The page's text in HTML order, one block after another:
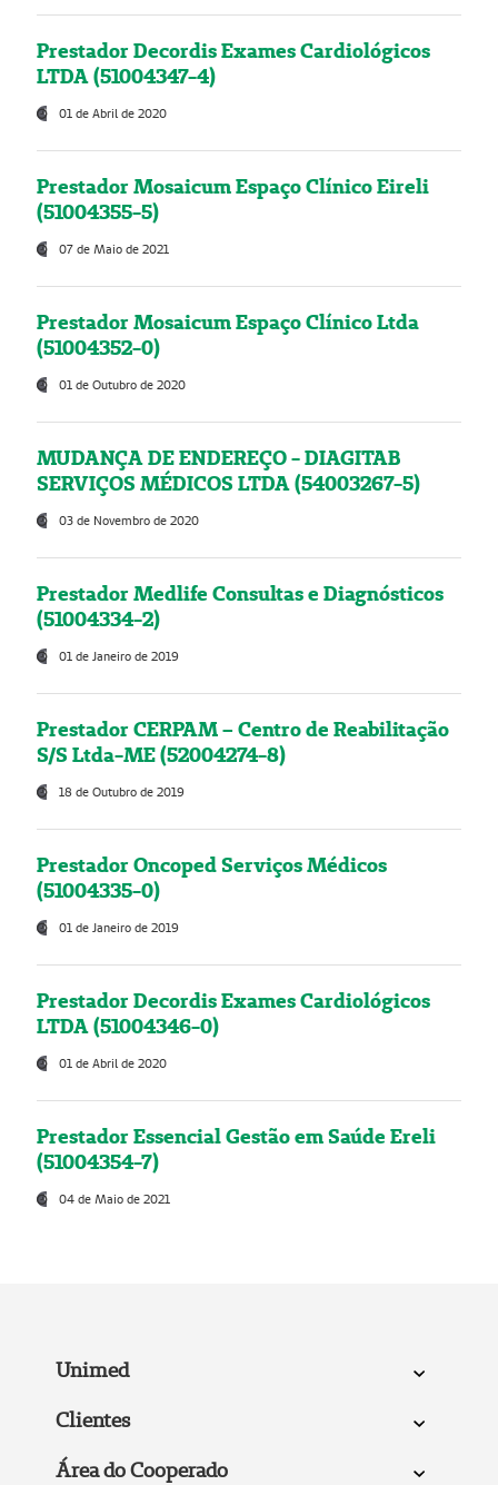
Prestador Decordis Exames Cardiológicos
LTDA (51004347-4)
01 de Abril de 2020
Prestador Mosaicum Espaço Clínico Eireli
(51004355-5)
07 de Maio de 2021
Prestador Mosaicum Espaço Clínico Ltda
(51004352-0)
01 de Outubro de 2020
MUDANÇA DE ENDEREÇO - DIAGITAB
SERVIÇOS MÉDICOS LTDA (54003267-5)
03 de Novembro de 2020
Prestador Medlife Consultas e Diagnósticos
(51004334-2)
01 de Janeiro de 2019
Prestador CERPAM – Centro de Reabilitação
S/S Ltda-ME (52004274-8)
18 de Outubro de 2019
Prestador Oncoped Serviços Médicos
(51004335-0)
01 de Janeiro de 2019
Prestador Decordis Exames Cardiológicos
LTDA (51004346-0)
01 de Abril de 2020
Prestador Essencial Gestão em Saúde Ereli
(51004354-7)
04 de Maio de 2021
Unimed
Clientes
Área do Cooperado